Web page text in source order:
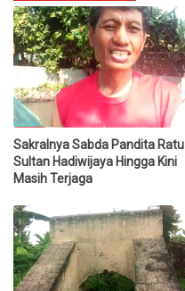
Sakralnya Sabda Pandita Ratu
Sultan Hadiwijaya Hingga Kini
Masih Terjaga